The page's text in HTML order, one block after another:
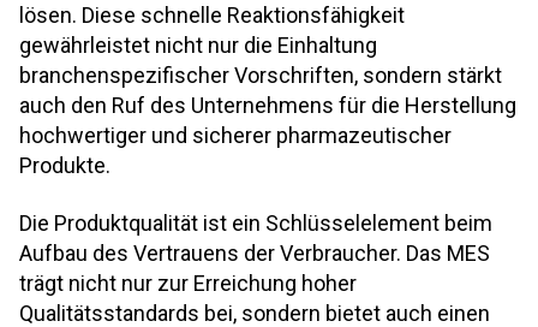
lösen. Diese schnelle Reaktionsfähigkeit
gewährleistet nicht nur die Einhaltung
branchenspezifischer Vorschriften, sondern stärkt
auch den Ruf des Unternehmens für die Herstellung
hochwertiger und sicherer pharmazeutischer
Produkte.
Die Produktqualität ist ein Schlüsselelement beim
Aufbau des Vertrauens der Verbraucher. Das MES
trägt nicht nur zur Erreichung hoher
Qualitätsstandards bei, sondern bietet auch einen